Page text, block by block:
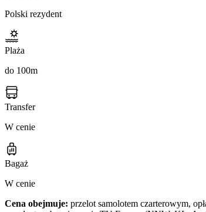
Polski rezydent
Plaża
do 100m
Transfer
W cenie
Bagaż
W cenie
Cena obejmuje: przelot samolotem czarterowym,